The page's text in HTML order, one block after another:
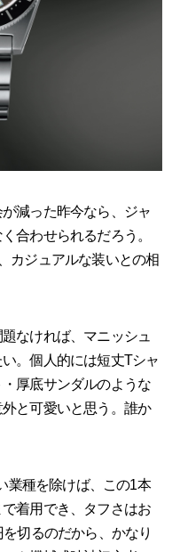
減った昨今なら、ジャ
合わせられるだろう。
カジュアルな装いとの相
なければ、マニッシュ
。個人的には短丈Tシャ
厚底サンダルのような
と可愛いと思う。誰か
業種を除けば、この1本
着用でき、タフさはお
切るのだから、かなり